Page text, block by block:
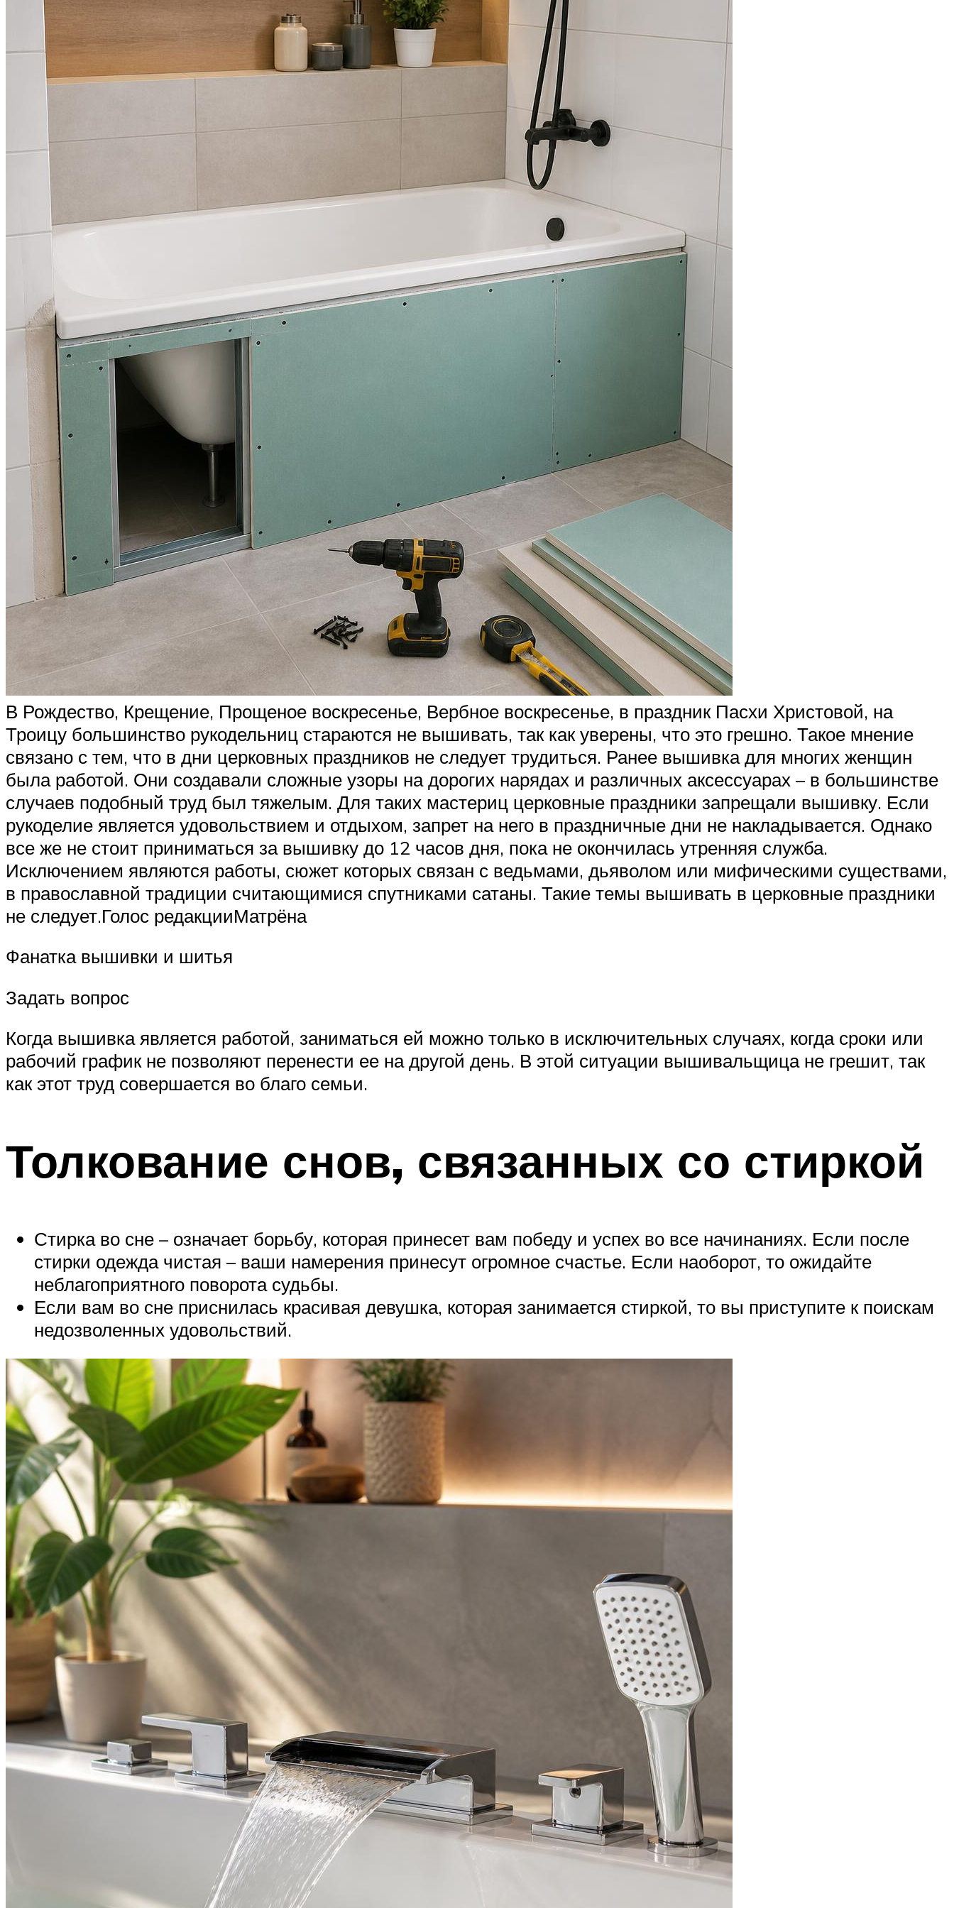
В Рождество, Крещение, Прощеное воскресенье, Вербное воскресенье, в праздник Пасхи Христовой, на
Троицу большинство рукодельниц стараются не вышивать, так как уверены, что это грешно. Такое мнение
связано с тем, что в дни церковных праздников не следует трудиться. Ранее вышивка для многих женщин
была работой. Они создавали сложные узоры на дорогих нарядах и различных аксессуарах – в большинстве
случаев подобный труд был тяжелым. Для таких мастериц церковные праздники запрещали вышивку. Если
рукоделие является удовольствием и отдыхом, запрет на него в праздничные дни не накладывается. Однако
все же не стоит приниматься за вышивку до 12 часов дня, пока не окончилась утренняя служба.
Исключением являются работы, сюжет которых связан с ведьмами, дьяволом или мифическими существами,
в православной традиции считающимися спутниками сатаны. Такие темы вышивать в церковные праздники
не следует.Голос редакцииМатрёна
Фанатка вышивки и шитья
Задать вопрос
Когда вышивка является работой, заниматься ей можно только в исключительных случаях, когда сроки или
рабочий график не позволяют перенести ее на другой день. В этой ситуации вышивальщица не грешит, так
как этот труд совершается во благо семьи.
Толкование снов, связанных со стиркой
Стирка во сне – означает борьбу, которая принесет вам победу и успех во все начинаниях. Если после
стирки одежда чистая – ваши намерения принесут огромное счастье. Если наоборот, то ожидайте
неблагоприятного поворота судьбы.
Если вам во сне приснилась красивая девушка, которая занимается стиркой, то вы приступите к поискам
недозволенных удовольствий.